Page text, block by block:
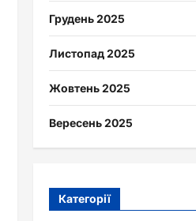
Грудень 2025
Листопад 2025
Жовтень 2025
Вересень 2025
Категорії